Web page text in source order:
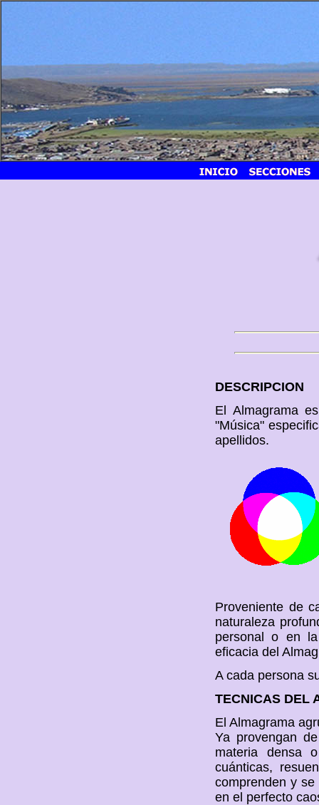
DESCRIPCION
El Almagrama
"Música"
apellidos.
Proveniente de
naturaleza
personal o en
eficacia del
A cada persona
TECNICAS DEL
El Almagrama
Ya provengan
materia densa
cuánticas,
comprenden y
en el perfecto